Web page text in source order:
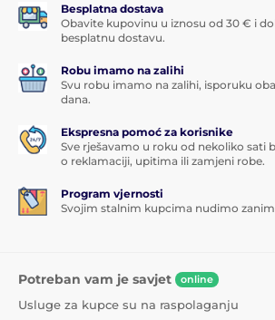
Besplatna dostava
Obavite kupovinu u iznosu od 30 € i
besplatnu dostavu.
Robu imamo na zalihi
Svu robu imamo na zalihi, isporuku
dana.
Ekspresna pomoć za korisnike
Sve rješavamo u roku od nekoliko sati
o reklamaciji, upitima ili zamjeni robe.
Program vjernosti
Svojim stalnim kupcima nudimo
Potreban vam je savjet online
Usluge za kupce su na raspolaganju